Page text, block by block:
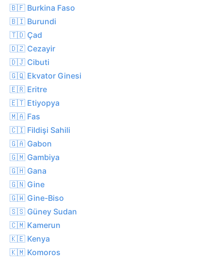
🇧🇫 Burkina Faso
🇧🇮 Burundi
🇹🇩 Çad
🇩🇿 Cezayir
🇩🇯 Cibuti
🇬🇶 Ekvator Ginesi
🇪🇷 Eritre
🇪🇹 Etiyopya
🇲🇦 Fas
🇨🇮 Fildişi Sahili
🇬🇦 Gabon
🇬🇲 Gambiya
🇬🇭 Gana
🇬🇳 Gine
🇬🇼 Gine-Biso
🇸🇸 Güney Sudan
🇨🇲 Kamerun
🇰🇪 Kenya
🇰🇲 Komoros